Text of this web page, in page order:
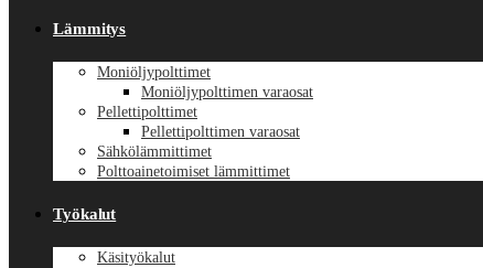
Lämmitys
Moniöljypolttimet
Moniöljypolttimen varaosat
Pellettipolttimet
Pellettipolttimen varaosat
Sähkölämmittimet
Polttoainetoimiset lämmittimet
Työkalut
Käsityökalut